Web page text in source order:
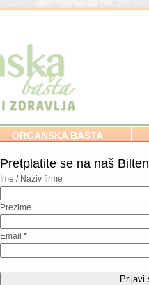
ORGANSKA BAŠTA
Pretplatite se na naš Bilten
Ime / Naziv firme
Prezime
Email *